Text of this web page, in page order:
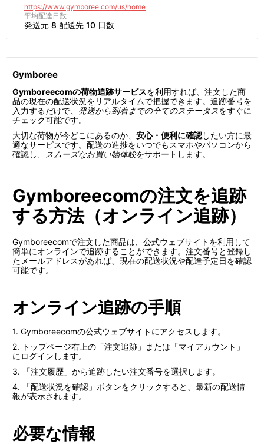
https://www.gymboree.com/us/home
平均配達日数
発送元 8 配送先 10 日数
Gymboree
Gymboreecomの荷物追跡サービスを利用すれば、注文した商
品の現在の配送状況をリアルタイムで把握できます。追跡番号を
入力するだけで、 発送から到着までの全てのステータスをすぐに
チェック可能です。
大切な荷物が今どこにあるのか、 安心・便利に確認したい方に最
適なサービスです。配送の進捗をいつでもスマホやパソコンから
確認し、
スムーズなお買い物体験をサポートします。
Gymboreecomの注文を追跡
する方法（オンライン追跡）
Gymboreecomで注文した商品は、公式ウェブサイトを利用して
簡単にオンラインで追跡することができます。注文番号と登録し
たメールアドレスがあれば、現在の配送状況や配達予定日を確認
可能です。
オンライン追跡の手順
1. Gymboreecomの公式ウェブサイトにアクセスします。
2. トップページ右上の「注文追跡」または「マイアカウント」
にログインします。
3. 「注文履歴」から追跡したい注文番号を選択します。
4. 「配送状況を確認」ボタンをクリックすると、最新の配送情
報が表示されます。
必要な情報